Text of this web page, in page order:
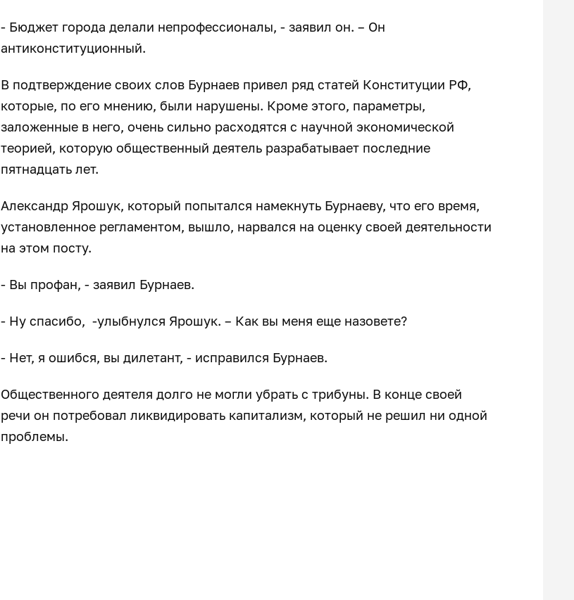
- Бюджет города делали непрофессионалы, - заявил он. – Он
антиконституционный.
В подтверждение своих слов Бурнаев привел ряд статей Конституции РФ,
которые, по его мнению, были нарушены. Кроме этого, параметры,
заложенные в него, очень сильно расходятся с научной экономической
теорией, которую общественный деятель разрабатывает последние
пятнадцать лет.
Александр Ярошук, который попытался намекнуть Бурнаеву, что его время,
установленное регламентом, вышло, нарвался на оценку своей деятельности
на этом посту.
- Вы профан, - заявил Бурнаев.
- Ну спасибо, -улыбнулся Ярошук. – Как вы меня еще назовете?
- Нет, я ошибся, вы дилетант, - исправился Бурнаев.
Общественного деятеля долго не могли убрать с трибуны. В конце своей
речи он потребовал ликвидировать капитализм, который не решил ни одной
проблемы.